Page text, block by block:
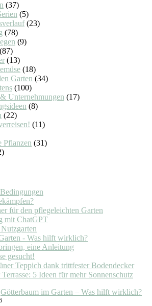
(37)
(5)
(23)
(78)
(9)
(87)
(13)
(18)
Garten (34)
(100)
Unternehmungen (17)
(8)
(22)
(11)
Pflanzen (31)
für den pflegeleichten Garten
mit ChatGPT
- Was hilft wirklich?
eine Anleitung
gesucht!
Teppich dank trittfester Bodendecker
5 Ideen für mehr Sonnenschutz
Götterbaum im Garten – Was hilft wirklich?